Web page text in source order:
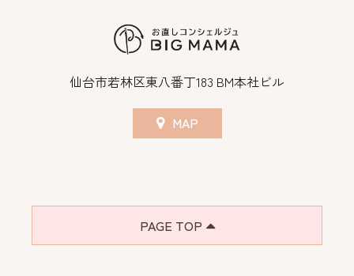
仙台市若林区東八番丁183 BM本社ビル
MAP
PAGE TOP